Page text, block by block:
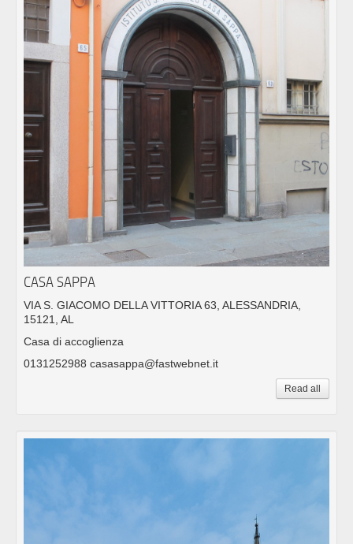
CASA SAPPA
VIA S. GIACOMO DELLA VITTORIA 63, ALESSANDRIA,
15121, AL
Casa di accoglienza
0131252988 casasappa@fastwebnet.it
Read all